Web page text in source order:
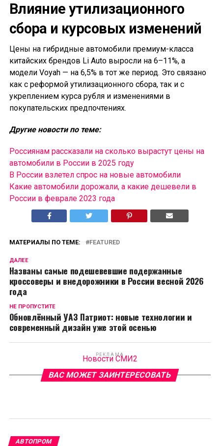
Влияние утилизационного
сбора и курсовых изменений
Цены на гибридные автомобили премиум-класса
китайских брендов Li Auto выросли на 6–11%, а
модели Voyah — на 6,5% в тот же период. Это связано
как с реформой утилизационного сбора, так и с
укреплением курса рубля и изменениями в
покупательских предпочтениях.
Другие новости по теме:
Россиянам рассказали на сколько вырастут цены на
автомобили в России в 2025 году
В России взлетел спрос на новые автомобили
Какие автомобили дорожали, а какие дешевели в
России в феврале 2023 года
МАТЕРИАЛЫ ПО ТЕМЕ: FEATURED
ДАЛЕЕ
Названы самые подешевевшие подержанные
кроссоверы и внедорожники в России весной 2026
года
НЕ ПРОПУСТИТЕ
Обновлённый УАЗ Патриот: новые технологии и
современный дизайн уже этой осенью
РЕКЛАМА
Новости СМИ2
ВАС МОЖЕТ ЗАИНТЕРЕСОВАТЬ
АВТОПРОМ